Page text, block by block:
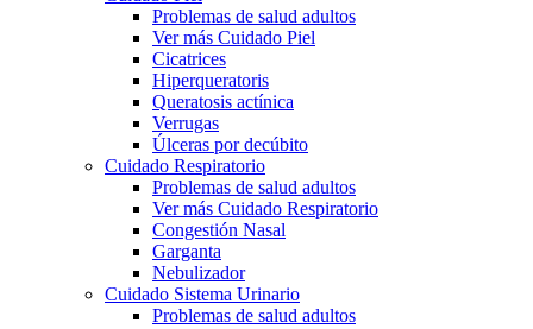
Problemas de salud adultos
Ver más Cuidado Piel
Cicatrices
Hiperqueratoris
Queratosis actínica
Verrugas
Úlceras por decúbito
Cuidado Respiratorio
Problemas de salud adultos
Ver más Cuidado Respiratorio
Congestión Nasal
Garganta
Nebulizador
Cuidado Sistema Urinario
Problemas de salud adultos